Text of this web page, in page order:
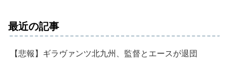
最近の記事
【悲報】ギラヴァンツ北九州、監督とエースが退団